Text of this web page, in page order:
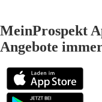
MeinProspekt
Angebote